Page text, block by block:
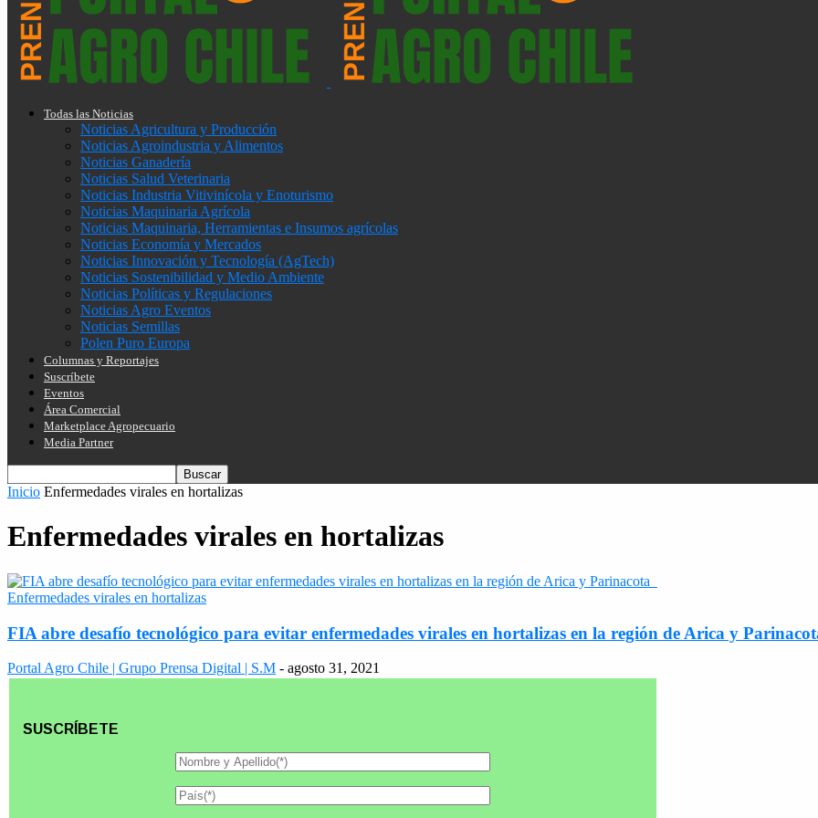
Todas las Noticias
Noticias Agricultura y Producción
Noticias Agroindustria y Alimentos
Noticias Ganadería
Noticias Salud Veterinaria
Noticias Industria Vitivinícola y Enoturismo
Noticias Maquinaria Agrícola
Noticias Maquinaria, Herramientas e Insumos agrícolas
Noticias Economía y Mercados
Noticias Innovación y Tecnología (AgTech)
Noticias Sostenibilidad y Medio Ambiente
Noticias Políticas y Regulaciones
Noticias Agro Eventos
Noticias Semillas
Polen Puro Europa
Columnas y Reportajes
Suscríbete
Eventos
Área Comercial
Marketplace Agropecuario
Media Partner
Inicio Enfermedades virales en hortalizas
Enfermedades virales en hortalizas
Enfermedades virales en hortalizas
FIA abre desafío tecnológico para evitar enfermedades virales en hortalizas en la región de Arica y
Portal Agro Chile | Grupo Prensa Digital | S.M - agosto 31, 2021
SUSCRÍBETE